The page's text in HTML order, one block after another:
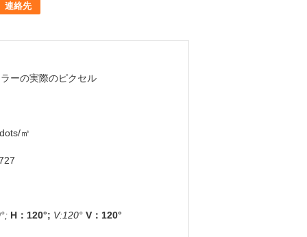
連絡先
ーの実際のピクセル
㎡
H：120°; V:120° V：120°